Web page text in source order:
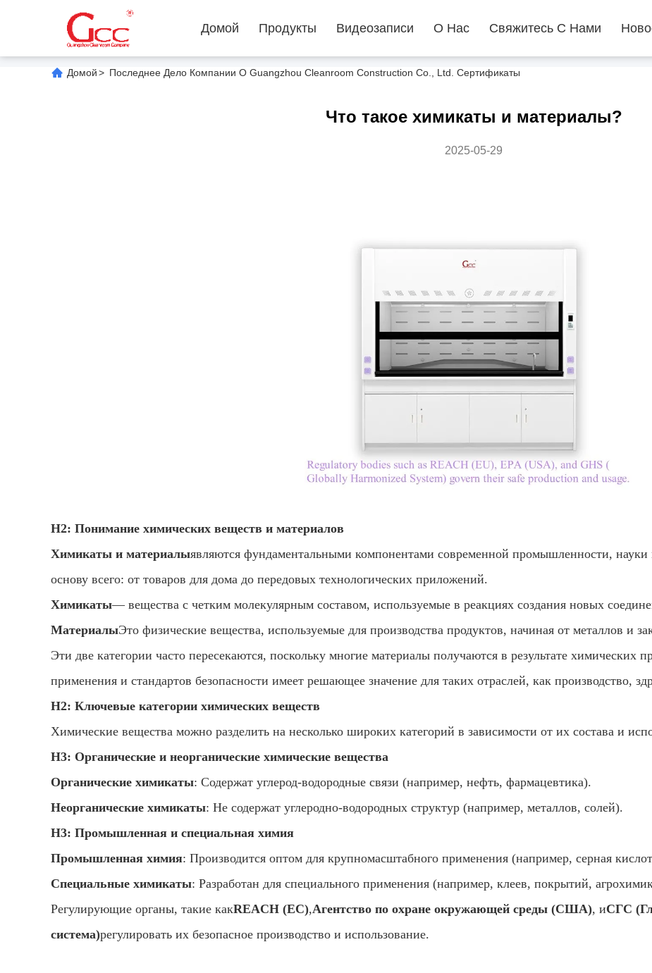
Домой Продукты Видеозаписи О Нас Свяжитесь С Нами
Домой> Последнее Дело Компании О Guangzhou Cleanroom Construction Co., Ltd. Сертификаты
Что такое химикаты и материалы?
2025-05-29
H2: Понимание химических веществ и материалов
Химикаты и материалыявляются фундаментальными компонентами современной промышленности,
основу всего: от товаров для дома до передовых технологических приложений.
Химикаты— вещества с четким молекулярным составом, используемые в реакциях создания новых
МатериалыЭто физические вещества, используемые для производства продуктов, начиная от металлов и
Эти две категории часто пересекаются, поскольку многие материалы получаются в результате химических
применения и стандартов безопасности имеет решающее значение для таких отраслей, как производство,
H2: Ключевые категории химических веществ
Химические вещества можно разделить на несколько широких категорий в зависимости от их состава и
H3: Органические и неорганические химические вещества
Органические химикаты: Содержат углерод-водородные связи (например, нефть, фармацевтика).
Неорганические химикаты: Не содержат углеродно-водородных структур (например, металлов, солей).
H3: Промышленная и специальная химия
Промышленная химия: Производится оптом для крупномасштабного применения (например, серная
Специальные химикаты: Разработан для специального применения (например, клеев, покрытий,
Регулирующие органы, такие какREACH (ЕС),Агентство по охране окружающей среды (США), иСГС
система)регулировать их безопасное производство и использование.